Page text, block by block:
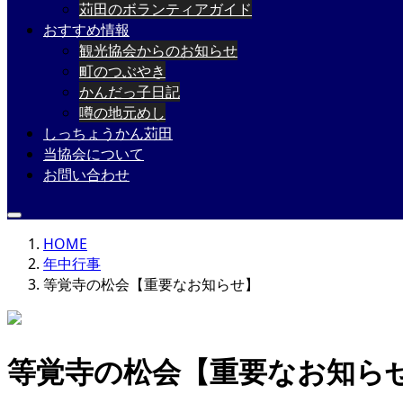
苅田のボランティアガイド
おすすめ情報
観光協会からのお知らせ
町のつぶやき
かんだっ子日記
噂の地元めし
しっちょうかん苅田
当協会について
お問い合わせ
HOME
年中行事
等覚寺の松会【重要なお知らせ】
等覚寺の松会【重要なお知ら